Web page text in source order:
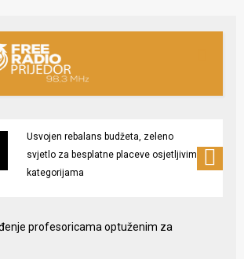
Usvojen rebalans budžeta, zeleno
svjetlo za besplatne placeve osjetljivim
kategorijama